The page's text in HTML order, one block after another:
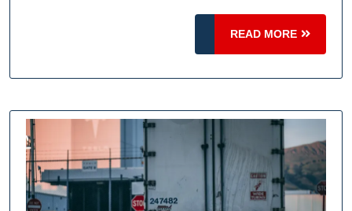
pur!
READ MORE
READ
MORE